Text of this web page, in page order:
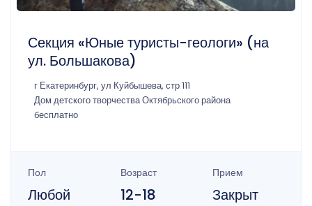
Секция «Юные туристы-геологи» (на
ул. Большакова)
г Екатеринбург, ул Куйбышева, стр 111
Дом детского творчества Октябрьского района
бесплатно
Пол
Любой
Возраст
12-18
Прием
Закрыт